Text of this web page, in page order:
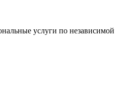
услуги по независимой